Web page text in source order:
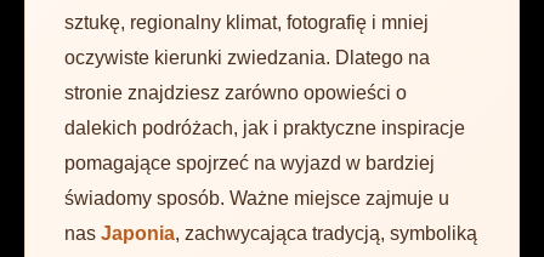
sztukę, regionalny klimat, fotografię i mniej
oczywiste kierunki zwiedzania. Dlatego na
stronie znajdziesz zarówno opowieści o
dalekich podróżach, jak i praktyczne inspiracje
pomagające spojrzeć na wyjazd w bardziej
świadomy sposób. Ważne miejsce zajmuje u
nas Japonia, zachwycająca tradycją, symboliką